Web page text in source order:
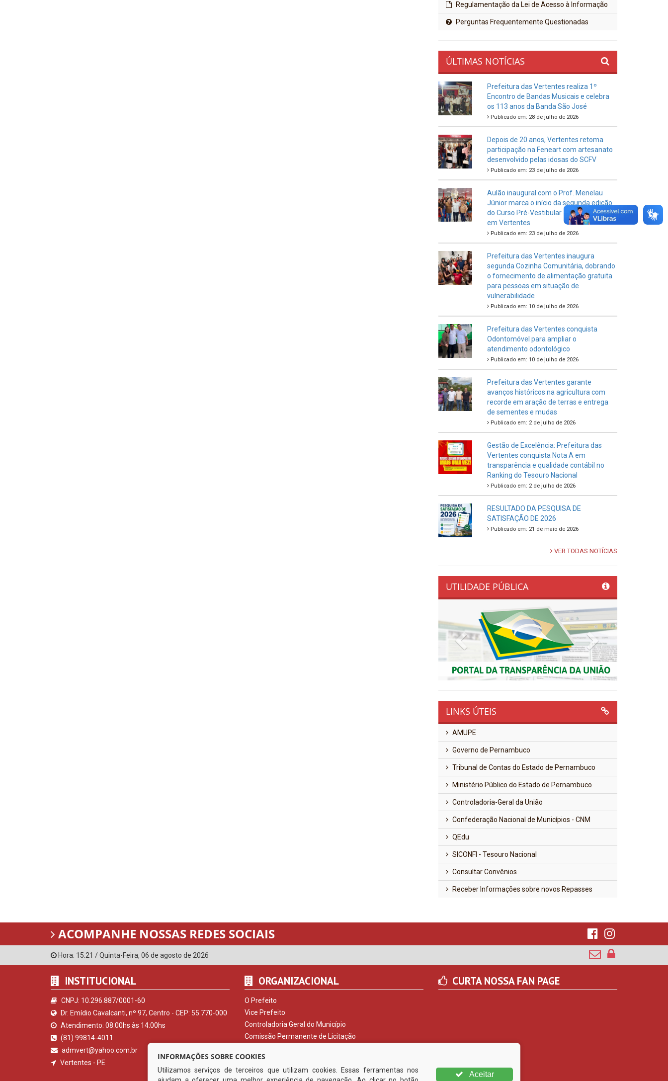
Regulamentação da Lei de Acesso à Informação
Perguntas Frequentemente Questionadas
ÚLTIMAS NOTÍCIAS
Prefeitura das Vertentes realiza 1º
Encontro de Bandas Musicais e celebra
os 113 anos da Banda São José
Publicado em: 28 de julho de 2026
Depois de 20 anos, Vertentes retoma
participação na Feneart com artesanato
desenvolvido pelas idosas do SCFV
Publicado em: 23 de julho de 2026
Aulão inaugural com o Prof. Menelau
Júnior marca o início da segunda edição
do Curso Pré-Vestibular Junto do Povo
em Vertentes
Publicado em: 23 de julho de 2026
Prefeitura das Vertentes inaugura
segunda Cozinha Comunitária, dobrando
o fornecimento de alimentação gratuita
para pessoas em situação de
vulnerabilidade
Publicado em: 10 de julho de 2026
Prefeitura das Vertentes conquista
Odontomóvel para ampliar o
atendimento odontológico
Publicado em: 10 de julho de 2026
Prefeitura das Vertentes garante
avanços históricos na agricultura com
recorde em aração de terras e entrega
de sementes e mudas
Publicado em: 2 de julho de 2026
Gestão de Excelência: Prefeitura das
Vertentes conquista Nota A em
transparência e qualidade contábil no
Ranking do Tesouro Nacional
Publicado em: 2 de julho de 2026
RESULTADO DA PESQUISA DE
SATISFAÇÃO DE 2026
Publicado em: 21 de maio de 2026
VER TODAS NOTÍCIAS
UTILIDADE PÚBLICA
Previous Next
LINKS ÚTEIS
AMUPE
Governo de Pernambuco
Tribunal de Contas do Estado de Pernambuco
Ministério Público do Estado de Pernambuco
Controladoria-Geral da União
Confederação Nacional de Municípios - CNM
QEdu
SICONFI - Tesouro Nacional
Consultar Convênios
Receber Informações sobre novos Repasses
ACOMPANHE NOSSAS REDES SOCIAIS
Hora: 15:21 /Quinta-Feira, 06 de agosto de 2026
INSTITUCIONAL
CNPJ: 10.296.887/0001-60
Dr. Emídio Cavalcanti, nº 97, Centro - CEP: 55.770-000
Atendimento: 08:00hs às 14:00hs
(81) 99814-4011
admvert@yahoo.com.br
Vertentes - PE
ORGANIZACIONAL
O Prefeito
Vice Prefeito
Controladoria Geral do Município
Comissão Permanente de Licitação
Serviço de Informação ao Cidadão
Ouvidoria Municipal
CURTA NOSSA FAN PAGE
INFORMAÇÕES SOBRE COOKIES
Utilizamos serviços de terceiros que utilizam cookies. Essas ferramentas nos
Aceitar